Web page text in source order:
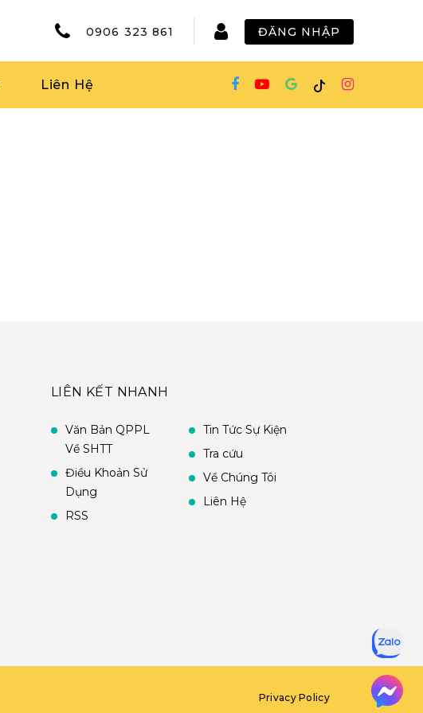
0906 323 861 ĐĂNG NHẬP
Liên Hệ
LIÊN KẾT NHANH
Văn Bản QPPL
Về SHTT
Điều Khoản Sử
Dụng
RSS
Tin Tức Sự Kiện
Tra cứu
Về Chúng Tôi
Liên Hệ
Privacy Policy